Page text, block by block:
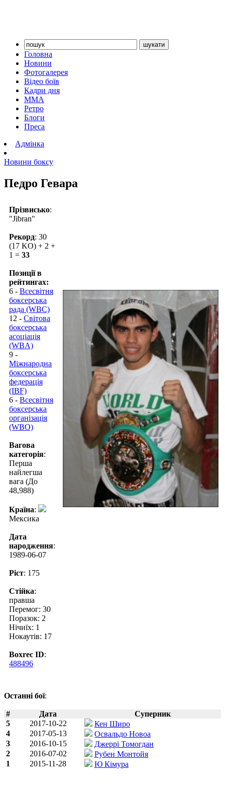
Головна
Новини
Фотогалерея
Відео боїв
Кадри дня
ММА
Ретро
Блоги
Преса
Адмінка
Новини боксу
Педро Гевара
Прізвисько:
"Jibran"
Рекорд: 30
(17 KO) + 2 +
1 = 33
Позиції в
рейтингах:
6 - Всесвітня
боксерська
рада (WBC)
12 - Світова
боксерська
асоціація
(WBA)
9 -
Міжнародна
боксерська
федерація
(IBF)
6 - Всесвітня
боксерська
організація
(WBO)
Вагова
категорія:
Перша
найлегша
вага (До
48,988)
Країна:
Мексика
Дата
народження:
1989-06-07
Ріст: 175
Стійка:
правша
Перемог: 30
Поразок: 2
Нічиїх: 1
Нокаутів: 17
Boxrec ID:
488496
Останні бої:
# Дата
Суперник
5
2017-10-22
Кен Широ
4
2017-05-13
Освальдо Новоа
3
2016-10-15
Джеррі Томогдан
2
2016-07-02
Рубен Монтойя
1
2015-11-28 Ю Кімура